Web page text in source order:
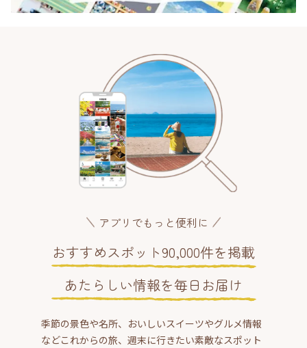
アプリでもっと便利に
おすすめスポット90,000件を掲載
あたらしい情報を毎日お届け
季節の景色や名所、おいしいスイーツやグルメ情報
などこれからの旅、週末に行きたい素敵なスポット